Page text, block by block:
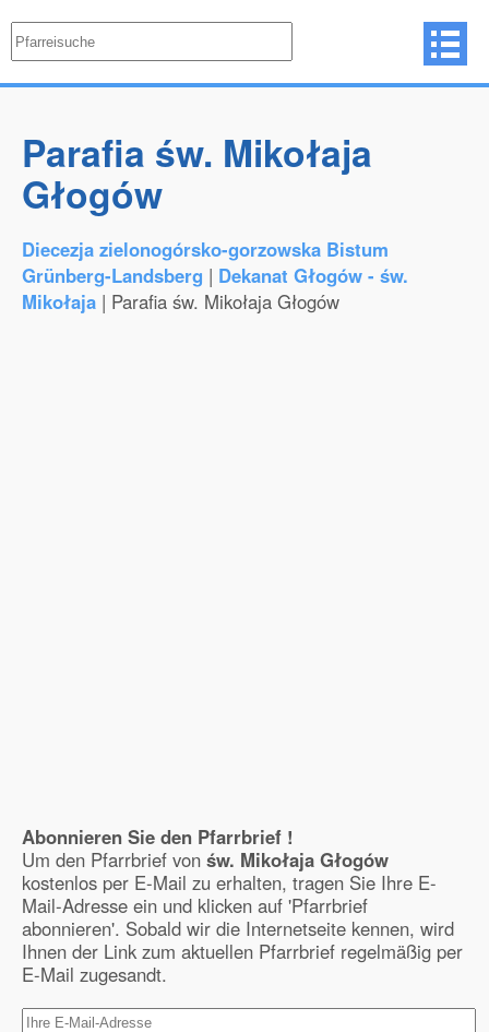
Parafia św. Mikołaja
Głogów
Diecezja zielonogórsko-gorzowska Bistum
Grünberg-Landsberg | Dekanat Głogów - św.
Mikołaja | Parafia św. Mikołaja Głogów
Abonnieren Sie den Pfarrbrief !
Um den Pfarrbrief von św. Mikołaja Głogów
kostenlos per E-Mail zu erhalten, tragen Sie Ihre E-
Mail-Adresse ein und klicken auf 'Pfarrbrief
abonnieren'. Sobald wir die Internetseite kennen, wird
Ihnen der Link zum aktuellen Pfarrbrief regelmäßig per
E-Mail zugesandt.